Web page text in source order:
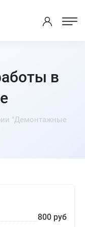
в
"Демонтажные
800 руб